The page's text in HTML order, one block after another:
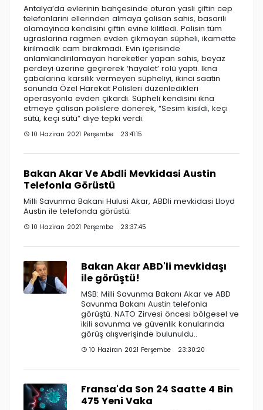
Antalya’da evlerinin bahçesinde oturan yasli çiftin cep
telefonlarini ellerinden almaya çalisan sahis, basarili
olamayinca kendisini çiftin evine kilitledi. Polisin tüm
ugraslarina ragmen evden çikmayan süpheli, ikamette
kirilmadik cam birakmadi. Evin içerisinde
anlamlandirilamayan hareketler yapan sahis, beyaz
perdeyi üzerine geçirerek ‘hayalet’ rolü yapti. Ikna
çabalarina karsilik vermeyen süpheliyi, ikinci saatin
sonunda Özel Harekat Polisleri düzenledikleri
operasyonla evden çikardi. Süpheli kendisini ikna
etmeye çalisan polislere dönerek, “Sesim kisildi, keçi
sütü, keçi sütü” diye tepki verdi.
10 Haziran 2021 Perşembe 23:41:15
Bakan Akar Ve Abdli Mevkidasi Austin
Telefonla Görüstü
Milli Savunma Bakani Hulusi Akar, ABDli mevkidasi Lloyd
Austin ile telefonda görüstü.
10 Haziran 2021 Perşembe 23:37:45
Bakan Akar ABD'li mevkidaşı
ile görüştü!
MSB: Milli Savunma Bakanı Akar ve ABD
Savunma Bakanı Austin telefonla
görüştü. NATO Zirvesi öncesi bölgesel ve
ikili savunma ve güvenlik konularında
görüş alışverişinde bulunuldu..
10 Haziran 2021 Perşembe 23:30:20
Fransa'da Son 24 Saatte 4 Bin
475 Yeni Vaka